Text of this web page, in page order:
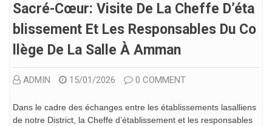
Sacré-Cœur: Visite De La Cheffe D’éta
Blissement Et Les Responsables Du Co
Llège De La Salle À Amman
ADMIN 15/01/2026 0 COMMENT
Dans le cadre des échanges entre les établissements lasalliens
de notre District, la Cheffe d’établissement et les responsables